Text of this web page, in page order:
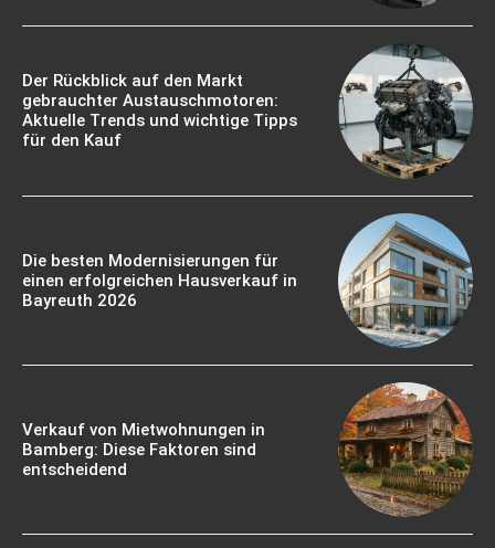
Der Rückblick auf den Markt
gebrauchter Austauschmotoren:
Aktuelle Trends und wichtige Tipps
für den Kauf
Die besten Modernisierungen für
einen erfolgreichen Hausverkauf in
Bayreuth 2026
Verkauf von Mietwohnungen in
Bamberg: Diese Faktoren sind
entscheidend